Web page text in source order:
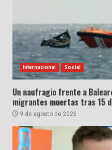
Internacional Social
Un naufragio frente a
migrantes muertas tras 15
9 de agosto de 2026